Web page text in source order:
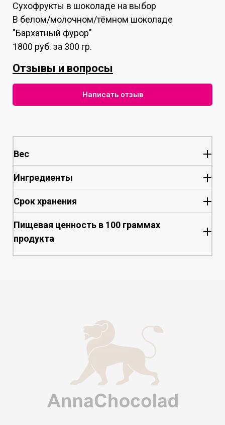
Сухофрукты в шоколаде на выбор
В белом/молочном/тёмном шоколаде
"Бархатный фурор"
1800 руб. за 300 гр.
Отзывы и вопросы
Написать отзыв
Вес
Ингредиенты
Срок хранения
Пищевая ценность в 100 граммах
продукта